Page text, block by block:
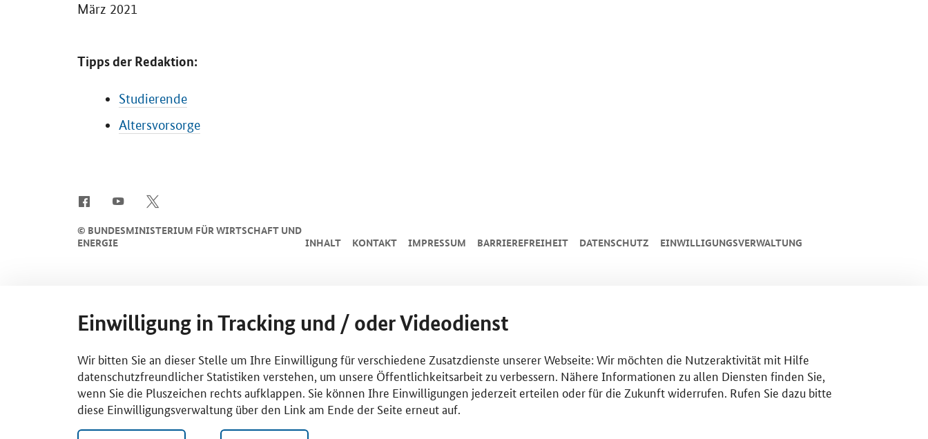
März 2021
Tipps der Redaktion:
Studierende
Altersvorsorge
© BUNDESMINISTERIUM FÜR WIRTSCHAFT UND
ENERGIE
INHALT KONTAKT IMPRESSUM BARRIEREFREIHEIT DATENSCHUTZ EINWILLIGUNGSVERWALTUNG
Einwilligung in Tracking und / oder Videodienst
Wir bitten Sie an dieser Stelle um Ihre Einwilligung für verschiedene Zusatzdienste unserer Webseite: Wir möchten die Nutzeraktivität mit Hilfe
datenschutzfreundlicher Statistiken verstehen, um unsere Öffentlichkeitsarbeit zu verbessern. Nähere Informationen zu allen Diensten finden Sie,
wenn Sie die Pluszeichen rechts aufklappen. Sie können Ihre Einwilligungen jederzeit erteilen oder für die Zukunft widerrufen. Rufen Sie dazu bitte
diese Einwilligungsverwaltung über den Link am Ende der Seite erneut auf.